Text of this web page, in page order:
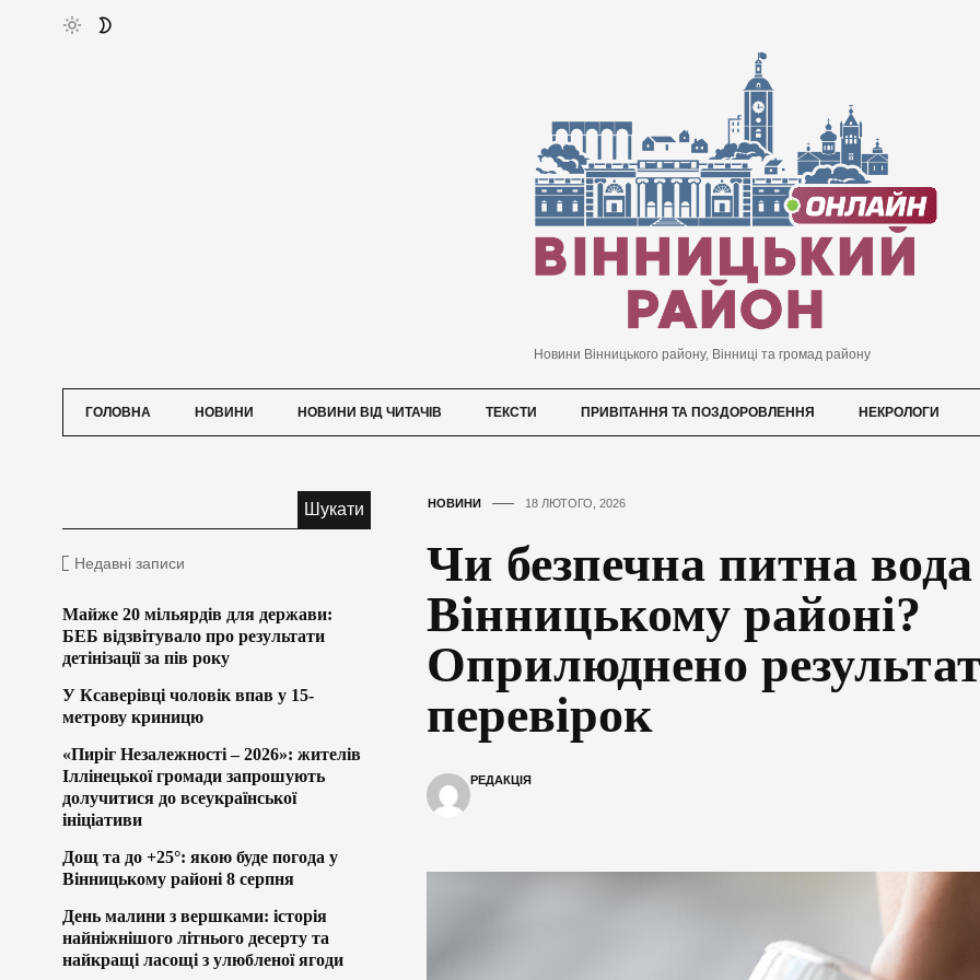
Новини Вінницького району, Вінниці та громад району
ГОЛОВНА НОВИНИ НОВИНИ ВІД ЧИТАЧІВ ТЕКСТИ ПРИВІТАННЯ ТА ПОЗДОРОВЛЕННЯ НЕКРОЛОГИ
НОВИНИ 18 ЛЮТОГО, 2026
Чи безпечна питна
Вінницькому районі?
Оприлюднено
перевірок
РЕДАКЦІЯ
Недавні записи
Майже 20 мільярдів для держави:
БЕБ відзвітувало про результати
детінізації за пів року
У Ксаверівці чоловік впав у 15-
метрову криницю
«Пиріг Незалежності – 2026»: жителів
Іллінецької громади запрошують
долучитися до всеукраїнської
ініціативи
Дощ та до +25°: якою буде погода у
Вінницькому районі 8 серпня
День малини з вершками: історія
найніжнішого літнього десерту та
найкращі ласощі з улюбленої ягоди